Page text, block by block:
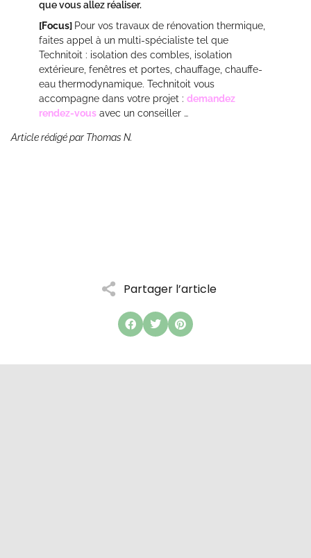
Partager l’article
que vous allez réaliser.
[Focus] Pour vos travaux de rénovation thermique,
faites appel à un multi-spécialiste tel que
Technitoit : isolation des combles, isolation
extérieure, fenêtres et portes, chauffage, chauffe-
eau thermodynamique. Technitoit vous
accompagne dans votre projet : demandez
rendez-vous avec un conseiller …
Article rédigé par Thomas N.